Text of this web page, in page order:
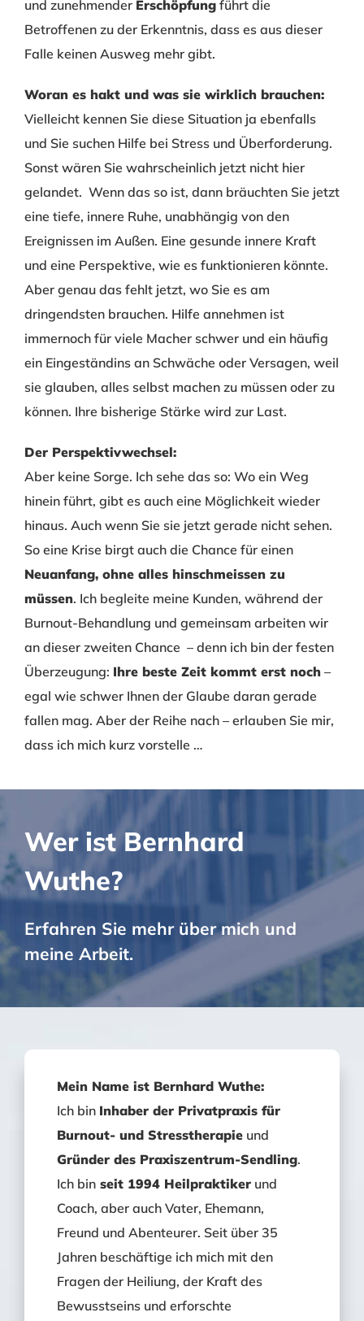
und zunehmender Erschöpfung führt die
Betroffenen zu der Erkenntnis, dass es aus dieser
Falle keinen Ausweg mehr gibt.
Woran es hakt und was sie wirklich brauchen:
Vielleicht kennen Sie diese Situation ja ebenfalls
und Sie suchen Hilfe bei Stress und Überforderung.
Sonst wären Sie wahrscheinlich jetzt nicht hier
gelandet. Wenn das so ist, dann bräuchten Sie jetzt
eine tiefe, innere Ruhe, unabhängig von den
Ereignissen im Außen. Eine gesunde innere Kraft
und eine Perspektive, wie es funktionieren könnte.
Aber genau das fehlt jetzt, wo Sie es am
dringendsten brauchen. Hilfe annehmen ist
immernoch für viele Macher schwer und ein häufig
ein Eingeständins an Schwäche oder Versagen, weil
sie glauben, alles selbst machen zu müssen oder zu
können. Ihre bisherige Stärke wird zur Last.
Der Perspektivwechsel:
Aber keine Sorge. Ich sehe das so: Wo ein Weg
hinein führt, gibt es auch eine Möglichkeit wieder
hinaus. Auch wenn Sie sie jetzt gerade nicht sehen.
So eine Krise birgt auch die Chance für einen
Neuanfang, ohne alles hinschmeissen zu
müssen. Ich begleite meine Kunden, während der
Burnout-Behandlung und gemeinsam arbeiten wir
an dieser zweiten Chance – denn ich bin der festen
Überzeugung: Ihre beste Zeit kommt erst noch –
egal wie schwer Ihnen der Glaube daran gerade
fallen mag. Aber der Reihe nach – erlauben Sie mir,
dass ich mich kurz vorstelle …
Wer ist Bernhard
Wuthe?
Erfahren Sie mehr über mich und
meine Arbeit.
Mein Name ist Bernhard Wuthe:
Ich bin Inhaber der Privatpraxis für
Burnout- und Stresstherapie und
Gründer des Praxiszentrum-Sendling.
Ich bin seit 1994 Heilpraktiker und
Coach, aber auch Vater, Ehemann,
Freund und Abenteurer. Seit über 35
Jahren beschäftige ich mich mit den
Fragen der Heiliung, der Kraft des
Bewusstseins und erforschte